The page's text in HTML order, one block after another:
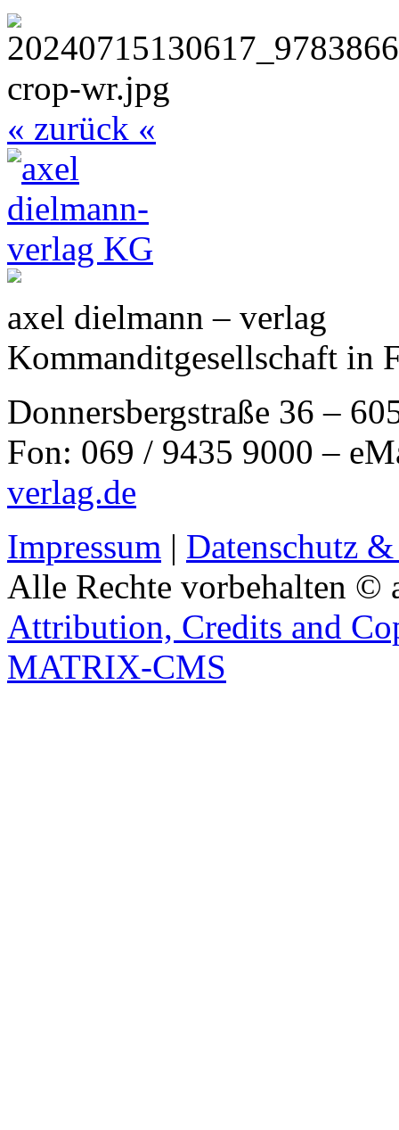
« zurück «
axel dielmann – verlag
Kommanditgesellschaft in
Donnersbergstraße 36 –
Fon: 069 / 9435 9000 –
verlag.de
Impressum | Datenschutz
Alle Rechte vorbehalten ©
Attribution, Credits and
MATRIX-CMS